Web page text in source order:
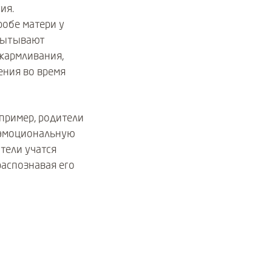
матери у
во время
родители
учатся
его